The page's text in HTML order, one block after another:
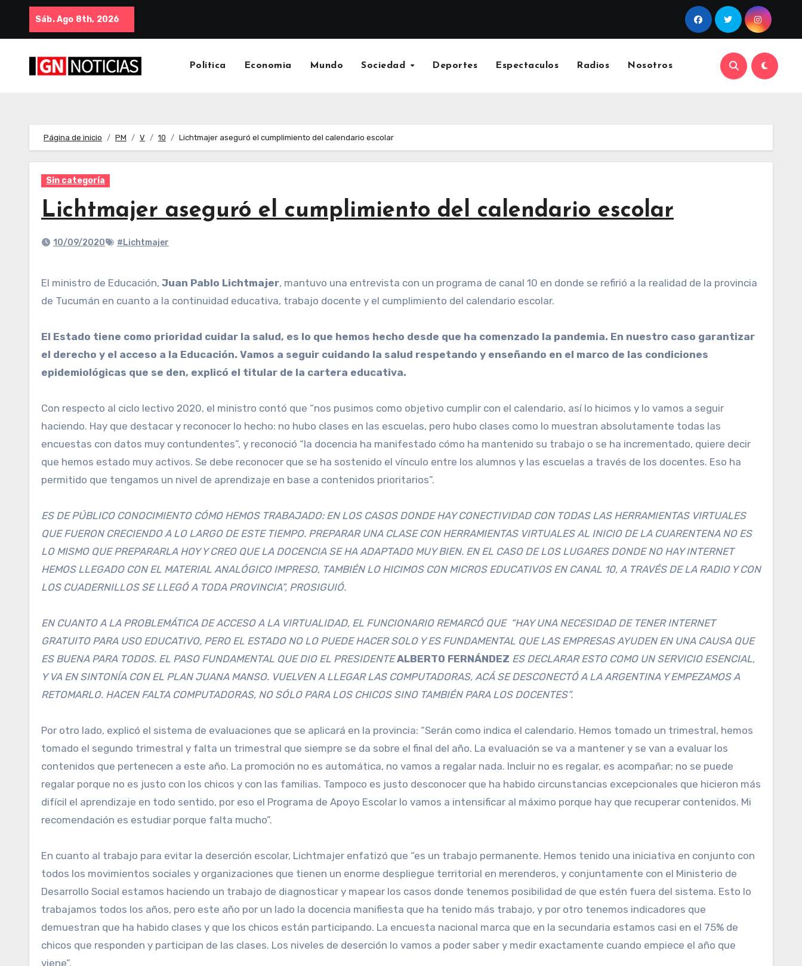
Sáb. Ago 8th, 2026
Política Economia Mundo Sociedad Deportes Espectaculos Radios Nosotros
Página de inicio PM V 10 Lichtmajer aseguró el cumplimiento del calendario escolar
Sin categoría
Lichtmajer aseguró el cumplimiento del calendario escolar
10/09/2020 #Lichtmajer
El ministro de Educación, Juan Pablo Lichtmajer, mantuvo una entrevista con un programa de canal 10 en donde se refirió a la realidad de la provincia
de Tucumán en cuanto a la continuidad educativa, trabajo docente y el cumplimiento del calendario escolar.
El Estado tiene como prioridad cuidar la salud, es lo que hemos hecho desde que ha comenzado la pandemia. En nuestro caso garantizar
el derecho y el acceso a la Educación. Vamos a seguir cuidando la salud respetando y enseñando en el marco de las condiciones
epidemiológicas que se den, explicó el titular de la cartera educativa.
Con respecto al ciclo lectivo 2020, el ministro contó que “nos pusimos como objetivo cumplir con el calendario, así lo hicimos y lo vamos a seguir
haciendo. Hay que destacar y reconocer lo hecho: no hubo clases en las escuelas, pero hubo clases como lo muestran absolutamente todas las
encuestas con datos muy contundentes”, y reconoció “la docencia ha manifestado cómo ha mantenido su trabajo o se ha incrementado, quiere decir
que hemos estado muy activos. Se debe reconocer que se ha sostenido el vínculo entre los alumnos y las escuelas a través de los docentes. Eso ha
permitido que tengamos un nivel de aprendizaje en base a contenidos prioritarios”.
ES DE PÚBLICO CONOCIMIENTO CÓMO HEMOS TRABAJADO: EN LOS CASOS DONDE HAY CONECTIVIDAD CON TODAS LAS HERRAMIENTAS VIRTUALES
QUE FUERON CRECIENDO A LO LARGO DE ESTE TIEMPO. PREPARAR UNA CLASE CON HERRAMIENTAS VIRTUALES AL INICIO DE LA CUARENTENA NO ES
LO MISMO QUE PREPARARLA HOY Y CREO QUE LA DOCENCIA SE HA ADAPTADO MUY BIEN. EN EL CASO DE LOS LUGARES DONDE NO HAY INTERNET
HEMOS LLEGADO CON EL MATERIAL ANALÓGICO IMPRESO, TAMBIÉN LO HICIMOS CON MICROS EDUCATIVOS EN CANAL 10, A TRAVÉS DE LA RADIO Y CON
LOS CUADERNILLOS SE LLEGÓ A TODA PROVINCIA”, PROSIGUIÓ.
EN CUANTO A LA PROBLEMÁTICA DE ACCESO A LA VIRTUALIDAD, EL FUNCIONARIO REMARCÓ QUE “HAY UNA NECESIDAD DE TENER INTERNET
GRATUITO PARA USO EDUCATIVO, PERO EL ESTADO NO LO PUEDE HACER SOLO Y ES FUNDAMENTAL QUE LAS EMPRESAS AYUDEN EN UNA CAUSA QUE
ES BUENA PARA TODOS. EL PASO FUNDAMENTAL QUE DIO EL PRESIDENTEALBERTO FERNÁNDEZ ES DECLARAR ESTO COMO UN SERVICIO ESENCIAL,
Y VA EN SINTONÍA CON EL PLAN JUANA MANSO. VUELVEN A LLEGAR LAS COMPUTADORAS, ACÁ SE DESCONECTÓ A LA ARGENTINA Y EMPEZAMOS A
RETOMARLO. HACEN FALTA COMPUTADORAS, NO SÓLO PARA LOS CHICOS SINO TAMBIÉN PARA LOS DOCENTES”.
Por otro lado, explicó el sistema de evaluaciones que se aplicará en la provincia: “Serán como indica el calendario. Hemos tomado un trimestral, hemos
tomado el segundo trimestral y falta un trimestral que siempre se da sobre el final del año. La evaluación se va a mantener y se van a evaluar los
contenidos que pertenecen a este año. La promoción no es automática, no vamos a regalar nada. Incluir no es regalar, es acompañar; no se puede
regalar porque no es justo con los chicos y con las familias. Tampoco es justo desconocer que ha habido circunstancias excepcionales que hicieron más
difícil el aprendizaje en todo sentido, por eso el Programa de Apoyo Escolar lo vamos a intensificar al máximo porque hay que recuperar contenidos. Mi
recomendación es estudiar porque falta mucho”.
En cuanto al trabajo para evitar la deserción escolar, Lichtmajer enfatizó que “es un trabajo permanente. Hemos tenido una iniciativa en conjunto con
todos los movimientos sociales y organizaciones que tienen un enorme despliegue territorial en merenderos, y conjuntamente con el Ministerio de
Desarrollo Social estamos haciendo un trabajo de diagnosticar y mapear los casos donde tenemos posibilidad de que estén fuera del sistema. Esto lo
trabajamos todos los años, pero este año por un lado la docencia manifiesta que ha tenido más trabajo, y por otro tenemos indicadores que
demuestran que ha habido clases y que los chicos están participando. La encuesta nacional marca que en la secundaria estamos casi en el 75% de
chicos que responden y participan de las clases. Los niveles de deserción lo vamos a poder saber y medir exactamente cuando empiece el año que
viene”.